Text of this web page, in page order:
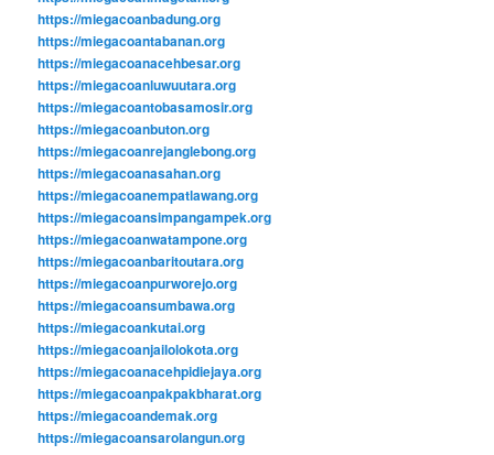
https://miegacoanbadung.org
https://miegacoantabanan.org
https://miegacoanacehbesar.org
https://miegacoanluwuutara.org
https://miegacoantobasamosir.org
https://miegacoanbuton.org
https://miegacoanrejanglebong.org
https://miegacoanasahan.org
https://miegacoanempatlawang.org
https://miegacoansimpangampek.org
https://miegacoanwatampone.org
https://miegacoanbaritoutara.org
https://miegacoanpurworejo.org
https://miegacoansumbawa.org
https://miegacoankutai.org
https://miegacoanjailolokota.org
https://miegacoanacehpidiejaya.org
https://miegacoanpakpakbharat.org
https://miegacoandemak.org
https://miegacoansarolangun.org